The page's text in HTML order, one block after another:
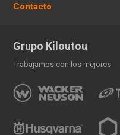
Contacto
Grupo Kiloutou
Trabajamos con los mejores